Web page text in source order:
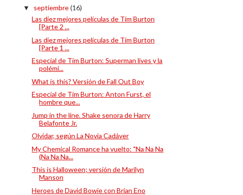
▼ septiembre(16)
Las diez mejores películas de Tim Burton
[Parte 2 ...
Las diez mejores películas de Tim Burton
[Parte 1 ...
Especial de Tim Burton: Superman lives y la
polémi...
What is this? Versión de Fall Out Boy
Especial de Tim Burton: Anton Furst, el
hombre que...
Jump in the line. Shake senora de Harry
Belafonte Jr.
Olvidar, según La Novia Cadáver
My Chemical Romance ha vuelto: "Na Na Na
(Na Na Na...
This is Halloween; versión de Marilyn
Manson
Heroes de David Bowie con Brian Eno